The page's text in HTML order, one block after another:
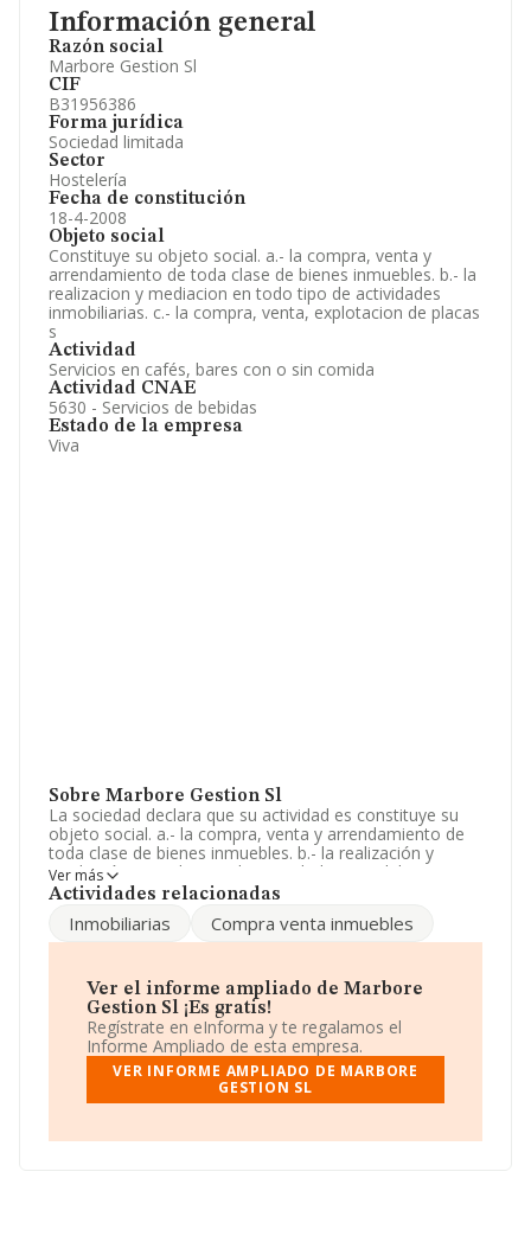
Información general
Razón social
Marbore Gestion Sl
CIF
B31956386
Forma jurídica
Sociedad limitada
Sector
Hostelería
Fecha de constitución
18-4-2008
Objeto social
Constituye su objeto social. a.- la compra, venta y
arrendamiento de toda clase de bienes inmuebles. b.- la
realizacion y mediacion en todo tipo de actividades
inmobiliarias. c.- la compra, venta, explotacion de placas
s
Actividad
Servicios en cafés, bares con o sin comida
Actividad CNAE
5630 - Servicios de bebidas
Estado de la empresa
Viva
Sobre Marbore Gestion Sl
La sociedad declara que su actividad es constituye su
objeto social. a.- la compra, venta y arrendamiento de
toda clase de bienes inmuebles. b.- la realización y
mediación en todo tipo de actividades inmobiliarias. c.-
la compra, venta, explotación de placas s. La empresa
referencia CNAE corresponde a 'Servicios de bebidas',
cuyo Código es 5630. La compañía no tiene actividad en
Ha habido un descenso en cuanto al número de
empleados y según las cifras existentes en la base de
datos de INFORMA, el número de empleados ha estado
por encima de la media de sector.
La empresaMarbore Gestión S.L, B31956386, tiene
Ligues núm. 40, (31592), Cintruenigo, Navarra.
Ver más
Actividades relacionadas
Inmobiliarias Compra venta inmuebles
Ver el informe ampliado de Marbore
Gestion Sl ¡Es gratis!
Regístrate en eInforma y te regalamos el
Informe Ampliado de esta empresa.
VER INFORME AMPLIADO DE MARBORE
GESTION SL
Información oficial y registral complementaria.